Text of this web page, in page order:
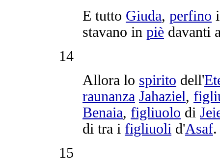
E tutto Giuda, perfino
stavano in piè davanti
14
Allora lo spirito dell'
raunanza Jahaziel,
Benaia, figliuolo di
di tra i figliuoli d'Asaf.
15